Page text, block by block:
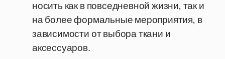
носить как в повседневной жизни, так и
на более формальные мероприятия, в
зависимости от выбора ткани и
аксессуаров.